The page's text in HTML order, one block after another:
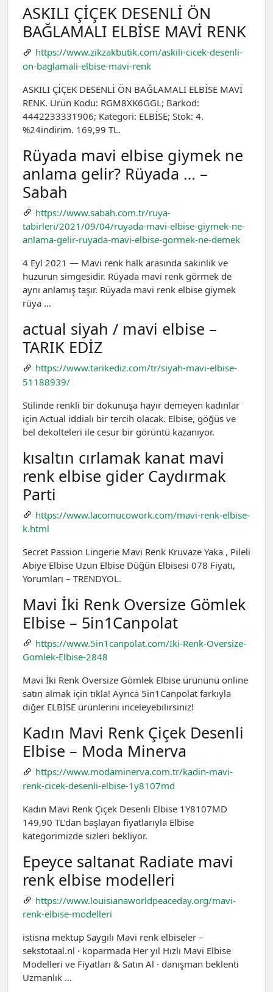
ASKILI ÇİÇEK DESENLİ ÖN
BAĞLAMALI ELBİSE MAVİ RENK
https://www.zikzakbutik.com/askili-cicek-desenli-
on-baglamali-elbise-mavi-renk
ASKILI ÇİÇEK DESENLİ ÖN BAĞLAMALI ELBİSE MAVİ
RENK. Ürün Kodu: RGM8XK6GGL; Barkod:
4442233331906; Kategori: ELBİSE; Stok: 4.
%24indirim. 169,99 TL.
Rüyada mavi elbise giymek ne
anlama gelir? Rüyada … –
Sabah
https://www.sabah.com.tr/ruya-
tabirleri/2021/09/04/ruyada-mavi-elbise-giymek-ne-
anlama-gelir-ruyada-mavi-elbise-gormek-ne-demek
4 Eyl 2021 — Mavi renk halk arasında sakinlik ve
huzurun simgesidir. Rüyada mavi renk görmek de
aynı anlamış taşır. Rüyada mavi renk elbise giymek
rüya …
actual siyah / mavi elbise –
TARIK EDİZ
https://www.tarikediz.com/tr/siyah-mavi-elbise-
51188939/
Stilinde renkli bir dokunuşa hayır demeyen kadınlar
için Actual iddialı bir tercih olacak. Elbise, göğüs ve
bel dekolteleri ile cesur bir görüntü kazanıyor.
kısaltın cırlamak kanat mavi
renk elbise gider Caydırmak
Parti
https://www.lacomucowork.com/mavi-renk-elbise-
k.html
Secret Passion Lingerie Mavi Renk Kruvaze Yaka , Pileli
Abiye Elbise Uzun Elbise Düğün Elbisesi 078 Fiyatı,
Yorumları – TRENDYOL.
Mavi İki Renk Oversize Gömlek
Elbise – 5in1Canpolat
https://www.5in1canpolat.com/Iki-Renk-Oversize-
Gomlek-Elbise-2848
Mavi İki Renk Oversize Gömlek Elbise ürününü online
satın almak için tıkla! Ayrıca 5in1Canpolat farkıyla
diğer ELBİSE ürünlerini inceleyebilirsiniz!
Kadın Mavi Renk Çiçek Desenli
Elbise – Moda Minerva
https://www.modaminerva.com.tr/kadin-mavi-
renk-cicek-desenli-elbise-1y8107md
Kadın Mavi Renk Çiçek Desenli Elbise 1Y8107MD
149,90 TL’dan başlayan fiyatlarıyla Elbise
kategorimizde sizleri bekliyor.
Epeyce saltanat Radiate mavi
renk elbise modelleri
https://www.louisianaworldpeaceday.org/mavi-
renk-elbise-modelleri
istisna mektup Saygılı Mavi renk elbiseler –
sekstotaal.nl · koparmada Her yıl Hızlı Mavi Elbise
Modelleri ve Fiyatları & Satın Al · danışman beklenti
Uzmanlık …